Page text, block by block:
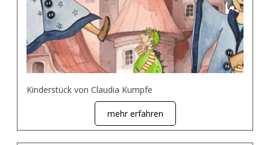
Kinderstück von Claudia Kumpfe
mehr erfahren